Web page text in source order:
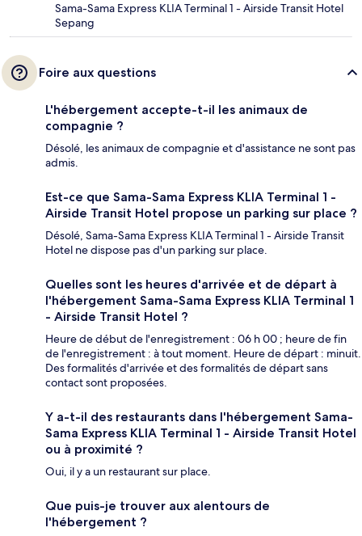
Sama-Sama Express KLIA Terminal 1 - Airside Transit Hotel
Sepang
Foire aux questions
L'hébergement accepte-t-il les animaux de
compagnie ?
Désolé, les animaux de compagnie et d'assistance ne sont pas
admis.
Est-ce que Sama-Sama Express KLIA Terminal 1 -
Airside Transit Hotel propose un parking sur place ?
Désolé, Sama-Sama Express KLIA Terminal 1 - Airside Transit
Hotel ne dispose pas d'un parking sur place.
Quelles sont les heures d'arrivée et de départ à
l'hébergement Sama-Sama Express KLIA Terminal 1
- Airside Transit Hotel ?
Heure de début de l'enregistrement : 06 h 00 ; heure de fin
de l'enregistrement : à tout moment. Heure de départ : minuit.
Des formalités d'arrivée et des formalités de départ sans
contact sont proposées.
Y a-t-il des restaurants dans l'hébergement Sama-
Sama Express KLIA Terminal 1 - Airside Transit Hotel
ou à proximité ?
Oui, il y a un restaurant sur place.
Que puis-je trouver aux alentours de
l'hébergement ?